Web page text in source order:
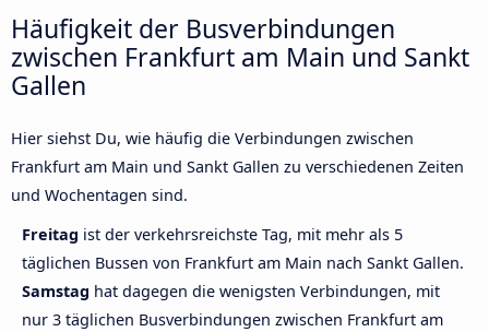
Häufigkeit der Busverbindungen
zwischen Frankfurt am Main und Sankt
Gallen
Hier siehst Du, wie häufig die Verbindungen zwischen
Frankfurt am Main und Sankt Gallen zu verschiedenen Zeiten
und Wochentagen sind.
Freitag ist der verkehrsreichste Tag, mit mehr als 5
täglichen Bussen von Frankfurt am Main nach Sankt Gallen.
Samstag hat dagegen die wenigsten Verbindungen, mit
nur 3 täglichen Busverbindungen zwischen Frankfurt am